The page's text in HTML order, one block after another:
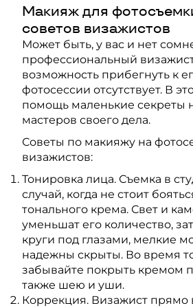
Макияж для
советов визажистов
Может быть, у вас и нет
профессиональный
возможность прибегнуть к
фотосессии отсутствует. В
помощь маленькие секреты
мастеров своего дела.
Советы по макияжу на
визажистов:
Тонировка лица. Съемка в
случай, когда не стоит
тонального крема. Свет и
уменьшат его количество,
круги под глазами, мелкие
надежны скрыты. Во время
забывайте покрыть кремом
также шею и уши.
Коррекция. Визажист прямо